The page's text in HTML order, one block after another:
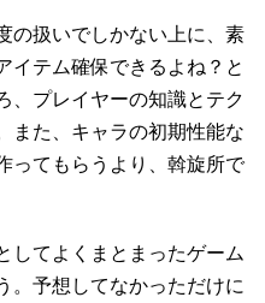
の扱いでしかない上に、素
イテム確保できるよね？と
、プレイヤーの知識とテク
また、キャラの初期性能な
ってもらうより、斡旋所で
してよくまとまったゲーム
。予想してなかっただけに